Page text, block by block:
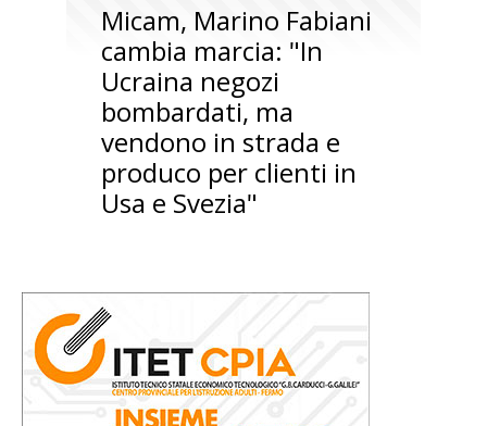
Micam, Marino Fabiani
cambia marcia: "In
Ucraina negozi
bombardati, ma
vendono in strada e
produco per clienti in
Usa e Svezia"